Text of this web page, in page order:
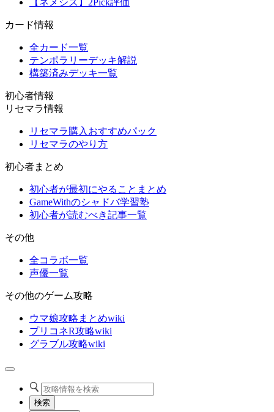
【ネメシス】2Pick評価
カード情報
全カード一覧
テンポラリーデッキ解説
構築済みデッキ一覧
初心者情報
リセマラ情報
リセマラ購入おすすめパック
リセマラのやり方
初心者まとめ
初心者が最初にやることまとめ
GameWithのシャドバ学習塾
初心者が読むべき記事一覧
その他
全コラボ一覧
声優一覧
その他のゲーム攻略
ウマ娘攻略まとめwiki
プリコネR攻略wiki
グラブル攻略wiki
検索